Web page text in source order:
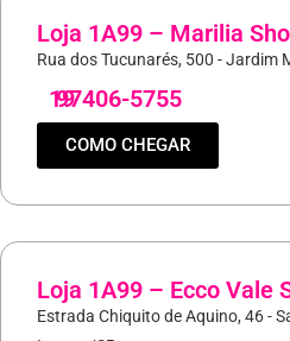
Loja 1A99 – Marilia
Rua dos Tucunarés, 500 - Jardim
19
97406-5755
COMO CHEGAR
Loja 1A99 – Ecco Vale
Estrada Chiquito de Aquino, 46 -